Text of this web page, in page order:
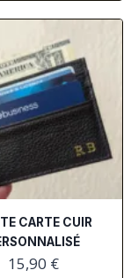
CARTE CUIR
15,90 €